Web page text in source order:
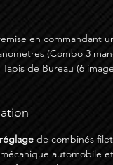
en commandant
(Combo 3
de Bureau (6
de combinés
automobile